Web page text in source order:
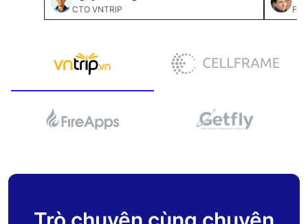
CTO VNTRIP